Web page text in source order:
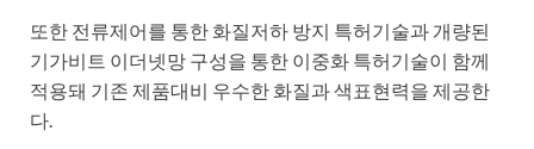
또한 전류제어를 통한 화질저하 방지 특허기술과 개량된
기가비트 이더넷망 구성을 통한 이중화 특허기술이 함께
적용돼 기존 제품대비 우수한 화질과 색표현력을 제공한
다.